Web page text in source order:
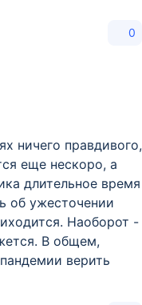
0
ничего правдивого,
еще нескоро, а
длительное время
об ужесточении
Наоборот -
В общем,
верить